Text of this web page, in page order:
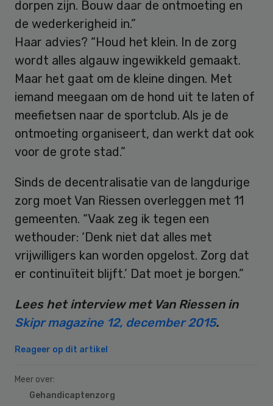
dorpen zijn. Bouw daar de ontmoeting en
de wederkerigheid in.”
Haar advies? “Houd het klein. In de zorg
wordt alles algauw ingewikkeld gemaakt.
Maar het gaat om de kleine dingen. Met
iemand meegaan om de hond uit te laten of
meefietsen naar de sportclub. Als je de
ontmoeting organiseert, dan werkt dat ook
voor de grote stad.”
Sinds de decentralisatie van de langdurige
zorg moet Van Riessen overleggen met 11
gemeenten. “Vaak zeg ik tegen een
wethouder: ‘Denk niet dat alles met
vrijwilligers kan worden opgelost. Zorg dat
er continuïteit blijft.’ Dat moet je borgen.”
Lees het interview met Van Riessen in
Skipr magazine 12, december 2015.
Reageer op dit artikel
Meer over:
Gehandicaptenzorg